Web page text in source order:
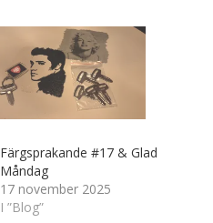
Färgsprakande #17 & Glad
Måndag
17 november 2025
I ”Blog”